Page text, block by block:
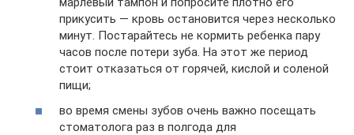
прикусить — кровь остановится через несколько
минут. Постарайтесь не кормить ребенка пару
часов после потери зуба. На этот же период
стоит отказаться от горячей, кислой и соленой
пищи;
во время смены зубов очень важно посещать
стоматолога раз в полгода для